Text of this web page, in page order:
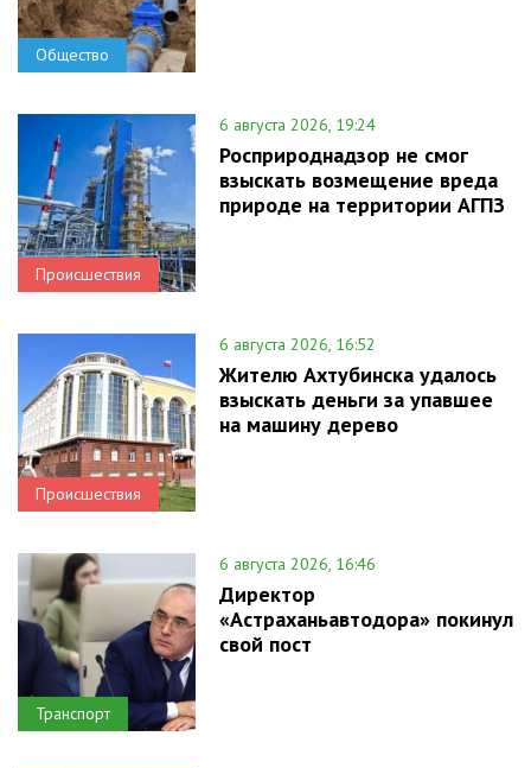
Общество
Происшествия
6 августа 2026, 19:24
Росприроднадзор не смог
взыскать возмещение вреда
природе на территории АГПЗ
Происшествия
6 августа 2026, 16:52
Жителю Ахтубинска удалось
взыскать деньги за упавшее
на машину дерево
Транспорт
6 августа 2026, 16:46
Директор
«Астраханьавтодора» покинул
свой пост